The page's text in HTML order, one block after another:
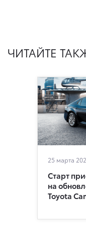
ЧИТАЙТЕ
25 марта
Старт
на
Toyota